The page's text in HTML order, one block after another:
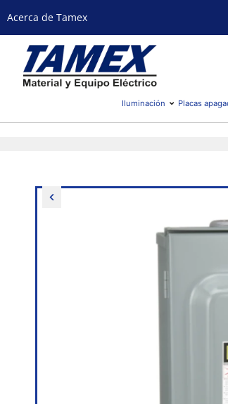
Acerca de Tamex
Iluminación Placas